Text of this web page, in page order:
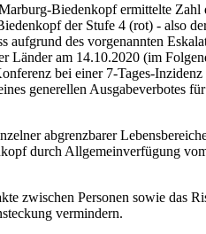
Biedenkopf ermittelte
der Stufe 4 (rot) - also
des vorgenannten
Länder am 14.10.2020 (im
bei einer 7-Tages-
generellen Ausgabeverbotes
abgrenzbarer
durch Allgemeinverfügung
zwischen Personen sowie das
vermindern.